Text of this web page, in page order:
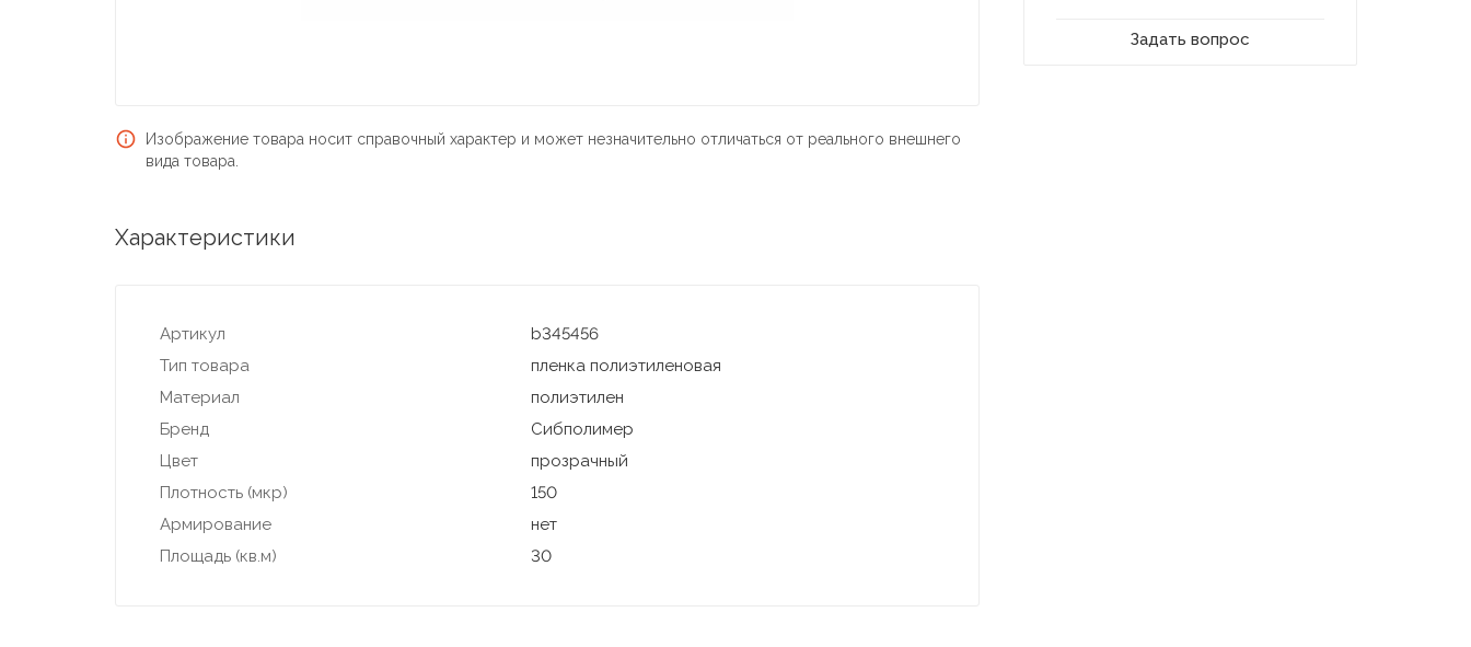
Изображение товара носит справочный характер и может незначительно отличаться от реального внешнего
вида товара.
Характеристики
Артикул
b345456
Тип товара
пленка полиэтиленовая
Материал
полиэтилен
Бренд
Сибполимер
Цвет
прозрачный
Плотность (мкр)
150
Армирование
нет
Площадь (кв.м)
30
Задать вопрос